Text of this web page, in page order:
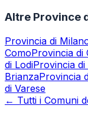
Altre Province
Provincia di
ComoProvincia di
di LodiProvincia di
BrianzaProvincia
di Varese
← Tutti i Comuni